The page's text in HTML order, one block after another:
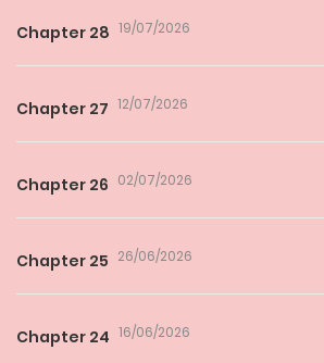
Chapter 28 19/07/2026
Chapter 27 12/07/2026
Chapter 26 02/07/2026
Chapter 25 26/06/2026
Chapter 24 16/06/2026